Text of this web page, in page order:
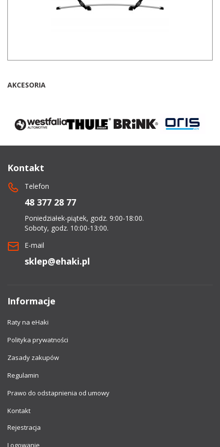
AKCESORIA
Kontakt
Telefon
48 377 28 77
Poniedziałek-piątek, godz. 9:00-18:00.
Soboty, godz. 10:00-13:00.
E-mail
sklep@ehaki.pl
Informacje
Raty na eHaki
Polityka prywatności
Zasady zakupów
Regulamin
Prawo do odstapnienia od umowy
Kontakt
Rejestracja
Logowanie